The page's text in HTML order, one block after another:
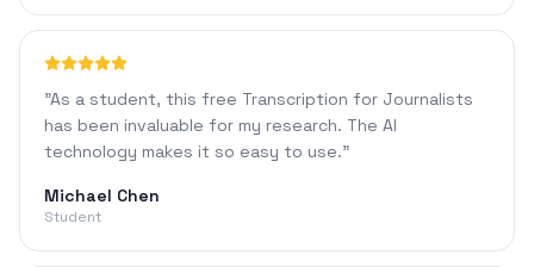
"As a student, this free Transcription for Journalists
has been invaluable for my research. The AI
technology makes it so easy to use."
Michael Chen
Student